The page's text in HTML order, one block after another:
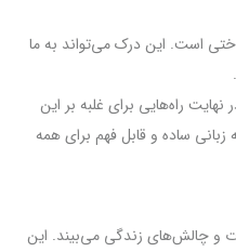
است. این درک می‌تواند به ما
راه‌هایی برای غلبه بر این
ساده و قابل فهم برای همه
و چالش‌های زندگی می‌بیند. این